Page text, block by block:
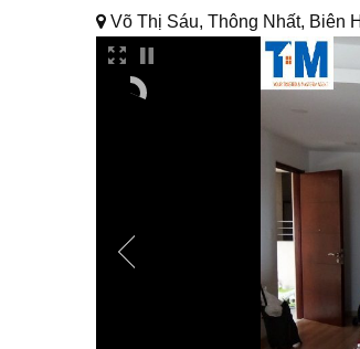
Võ Thị Sáu, Thông Nhất, Biên